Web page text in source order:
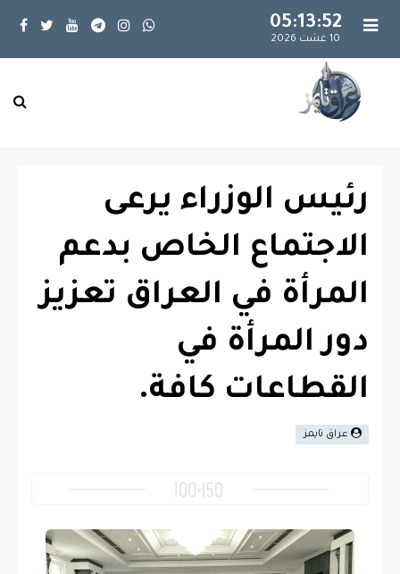
05:13:52
10 غشت 2026
رئيس الوزراء يرعى
الاجتماع الخاص بدعم
المرأة في العراق تعزيز
دور المرأة في
القطاعات كافة.
عراق تايمز